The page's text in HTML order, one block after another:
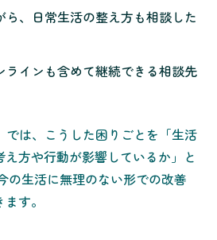
ら、日常生活の整え方も相談した
ラインも含めて継続できる相談先
は、こうした困りごとを「生活
方や行動が影響しているか」と
の生活に無理のない形での改善
す。